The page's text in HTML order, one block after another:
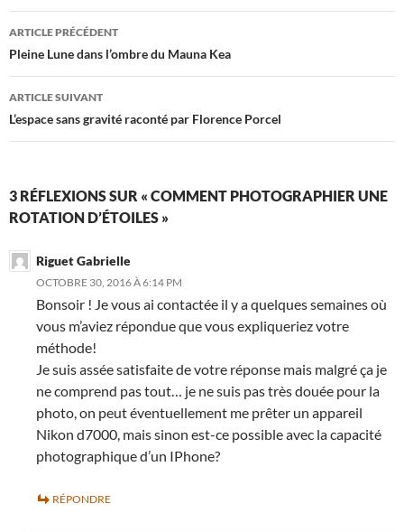
Navigation
des
articles
ARTICLE PRÉCÉDENT
Pleine Lune dans l’ombre du Mauna Kea
ARTICLE SUIVANT
L’espace sans gravité raconté par Florence Porcel
3 RÉFLEXIONS SUR « COMMENT PHOTOGRAPHIER UNE
ROTATION D’ÉTOILES »
Riguet Gabrielle
OCTOBRE 30, 2016 À 6:14 PM
Bonsoir ! Je vous ai contactée il y a quelques semaines où
vous m’aviez répondue que vous expliqueriez votre
méthode!
Je suis assée satisfaite de votre réponse mais malgré ça je
ne comprend pas tout… je ne suis pas très douée pour la
photo, on peut éventuellement me prêter un appareil
Nikon d7000, mais sinon est-ce possible avec la capacité
photographique d’un IPhone?
RÉPONDRE